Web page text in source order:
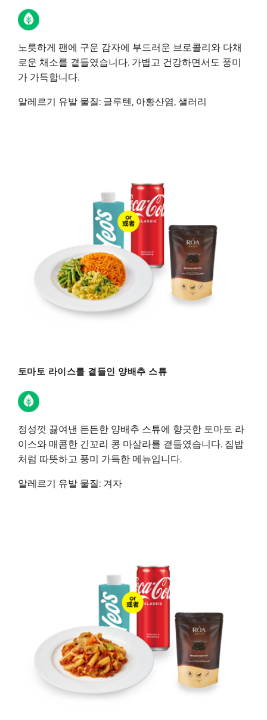
노릇하게 팬에 구운 감자에 부드러운 브로콜리와 다채
로운 채소를 곁들였습니다. 가볍고 건강하면서도 풍미
가 가득합니다.
알레르기 유발 물질: 글루텐, 아황산염, 샐러리
토마토 라이스를 곁들인 양배추 스튜
정성껏 끓여낸 든든한 양배추 스튜에 향긋한 토마토 라
이스와 매콤한 긴꼬리 콩 마살라를 곁들였습니다. 집밥
처럼 따뜻하고 풍미 가득한 메뉴입니다.
알레르기 유발 물질: 겨자